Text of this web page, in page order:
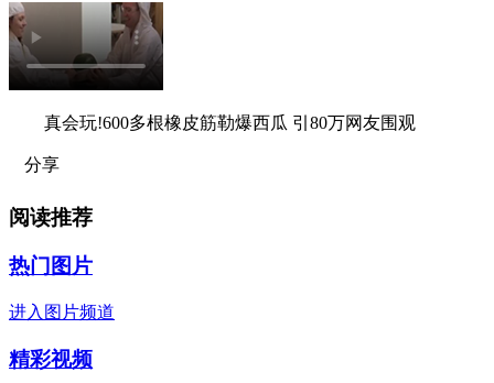
真会玩!600多根橡皮筋勒爆西瓜 引80万网友围观
分享
阅读推荐
热门图片
进入图片频道
精彩视频